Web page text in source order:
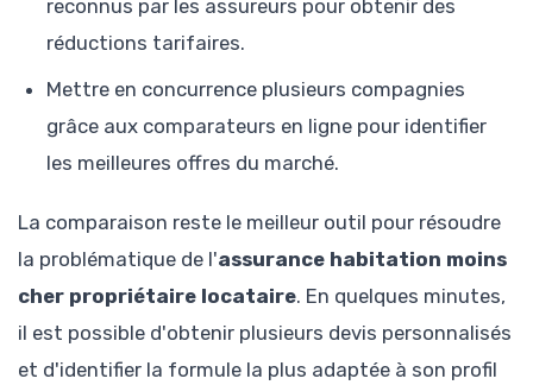
reconnus par les assureurs pour obtenir des
réductions tarifaires.
Mettre en concurrence plusieurs compagnies
grâce aux comparateurs en ligne pour identifier
les meilleures offres du marché.
La comparaison reste le meilleur outil pour résoudre
la problématique de l'assurance habitation moins
cher propriétaire locataire. En quelques minutes,
il est possible d'obtenir plusieurs devis personnalisés
et d'identifier la formule la plus adaptée à son profil